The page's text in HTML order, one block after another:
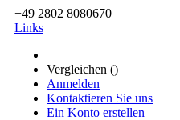
+49 2802 8080670
Links
Vergleichen ()
Anmelden
Kontaktieren Sie uns
Ein Konto erstellen